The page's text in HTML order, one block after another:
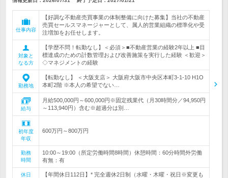
仕事内容
【好調な不動産売買事業の体制整備に向けた募集】当社の不動産
売買セールスマネージャーとして、属人的営業組織の標準化や受
注増加をお任せします。
対象と
なる方
【学歴不問！転勤なし】＜必須＞■不動産営業の経験2年以上 ■目
標達成のための計数管理および改善施策を実行した経験 ＜歓迎＞
◇マネジメントの経験
勤務地
【転勤なし】 ＜大阪支店＞ 大阪府大阪市中央区本町3-1-10 H1O
本町2階 ※本人の希望でない…
給与
月給500,000円～600,000円※固定残業代（月30時間分／94,950円
～113,940円）含む※超過分は別…
初年度
年収
600万円～800万円
勤務
時間
10:00～19:00（所定労働時間8時間）休憩時間：60分時間外労働
有無：有
休日
【年間休日112日】* 完全週休2日制（水曜・木曜・祝日※変更も